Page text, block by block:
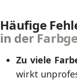
Häufige
in der
Zu viele
wirkt